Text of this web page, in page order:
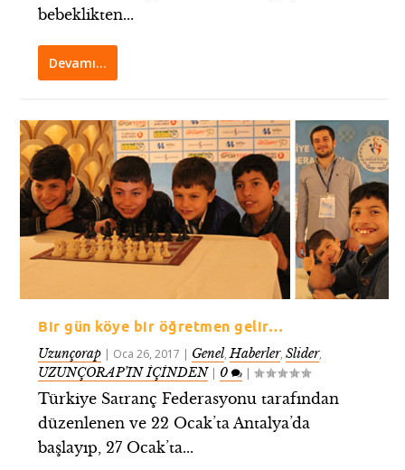
bebeklikten...
Devamı…
Bir gün köye bir öğretmen gelir…
Uzunçorap | Oca 26, 2017 | Genel,Haberler,Slider,
UZUNÇORAP’IN İÇİNDEN| 0 |
Türkiye Satranç Federasyonu tarafından
düzenlenen ve 22 Ocak’ta Antalya’da
başlayıp, 27 Ocak’ta...